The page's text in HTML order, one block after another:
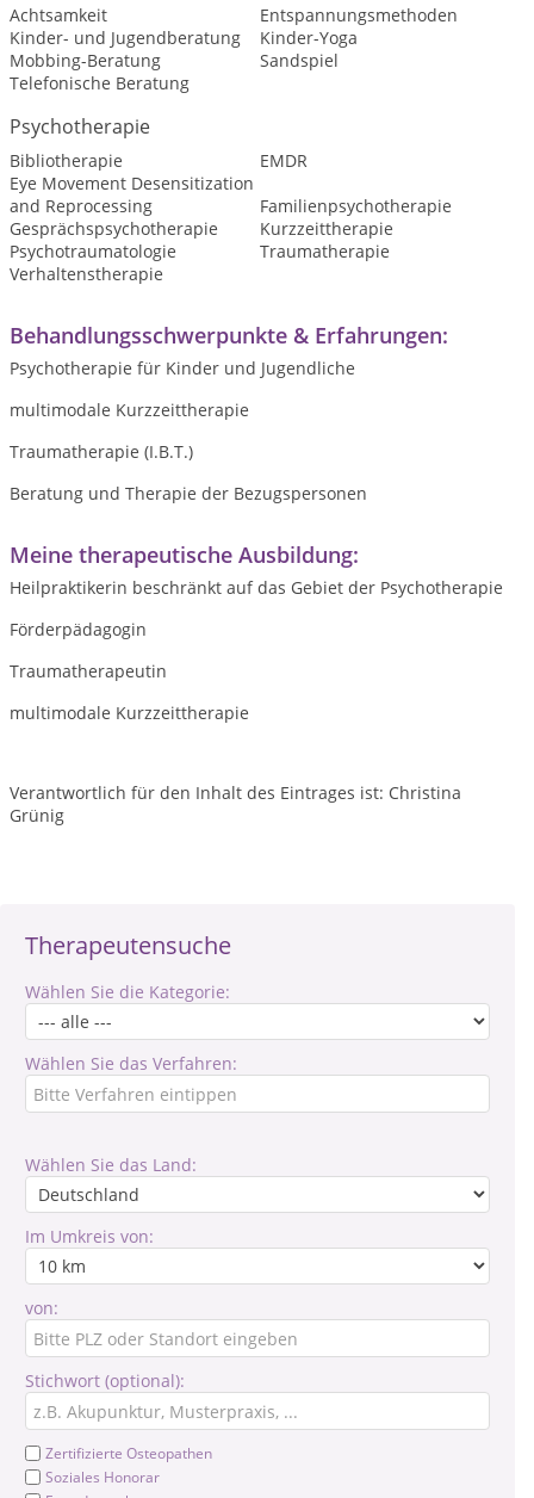
Therapeutensuche
Wählen Sie die Kategorie:
Wählen Sie das Verfahren:
Wählen Sie das Land:
Im Umkreis von:
von:
Stichwort (optional):
Zertifizierte Osteopathen
Soziales Honorar
Achtsamkeit
Entspannungsmethoden
Kinder- und Jugendberatung
Kinder-Yoga
Mobbing-Beratung
Sandspiel
Telefonische Beratung
Psychotherapie
Bibliotherapie
EMDR
Eye Movement Desensitization
and Reprocessing
Familienpsychotherapie
Gesprächspsychotherapie
Kurzzeittherapie
Psychotraumatologie
Traumatherapie
Verhaltenstherapie
Behandlungsschwerpunkte & Erfahrungen:
Psychotherapie für Kinder und Jugendliche
multimodale Kurzzeittherapie
Traumatherapie (I.B.T.)
Beratung und Therapie der Bezugspersonen
Meine therapeutische Ausbildung:
Heilpraktikerin beschränkt auf das Gebiet der Psychotherapie
Förderpädagogin
Traumatherapeutin
multimodale Kurzzeittherapie
Verantwortlich für den Inhalt des Eintrages ist: Christina
Grünig